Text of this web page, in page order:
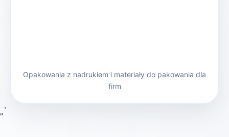
Opakowania z nadrukiem i materiały do pakowania dla
firm
„`